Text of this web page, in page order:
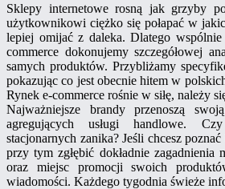
Sklepy internetowe rosną jak grzyby
użytkownikowi ciężko się połapać w
lepiej omijać z daleka. Dlatego
commerce dokonujemy szczegółowej
samych produktów. Przybliżamy
pokazując co jest obecnie hitem w
Rynek e-commerce rośnie w siłę, należy
Najważniejsze brandy przenoszą
agregujących usługi handlowe.
stacjonarnych zanika? Jeśli chcesz
przy tym zgłębić dokładnie zagadnienia
oraz miejsc promocji swoich
wiadomości. Każdego tygodnia świeże